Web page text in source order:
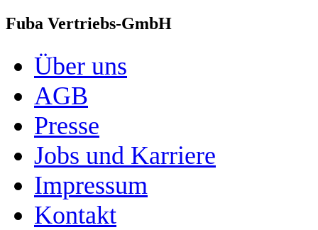
Fuba Vertriebs-GmbH
Über uns
AGB
Presse
Jobs und Karriere
Impressum
Kontakt